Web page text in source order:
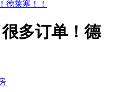
德莱塞！！
多订单！德